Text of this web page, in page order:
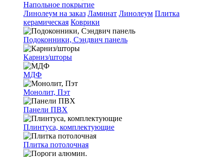
Напольное покрытие
Линолеум на заказ Ламинат Линолеум Плитка
керамическая Коврики
Подоконники, Сэндвич панель
Карниз/шторы
МДФ
Монолит, Пэт
Панели ПВХ
Плинтуса, комплектующие
Плитка потолочная